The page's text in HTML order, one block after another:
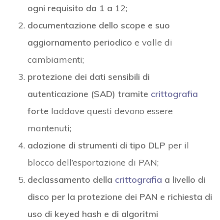
ogni requisito da 1 a 12;
documentazione dello scope e suo
aggiornamento periodico e valle di
cambiamenti;
protezione dei dati sensibili di
autenticazione (SAD) tramite crittografia
forte laddove questi devono essere
mantenuti;
adozione di strumenti di tipo DLP per il
blocco dell’esportazione di PAN;
declassamento della crittografia a livello di
disco per la protezione dei PAN e richiesta di
uso di keyed hash e di algoritmi